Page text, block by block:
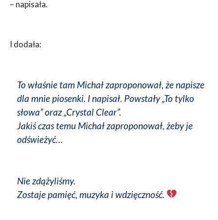
– napisała.
I dodała:
To właśnie tam Michał zaproponował, że napisze
dla mnie piosenki. I napisał. Powstały „To tylko
słowa” oraz „Crystal Clear”.
Jakiś czas temu Michał zaproponował, żeby je
odświeżyć…
Nie zdążyliśmy.
Zostaje pamięć, muzyka i wdzięczność.